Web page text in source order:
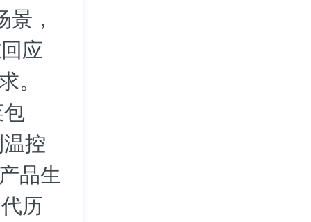
，
应
。
控
品生
历